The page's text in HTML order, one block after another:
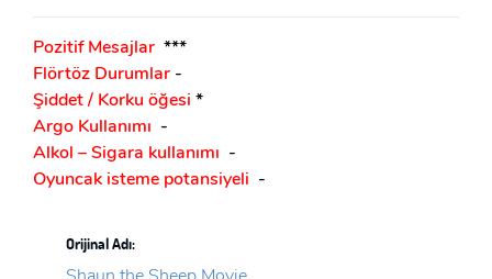
Pozitif Mesajlar ***
Flörtöz Durumlar -
Şiddet / Korku öğesi *
Argo Kullanımı -
Alkol – Sigara kullanımı -
Oyuncak isteme potansiyeli -
Orijinal Adı: